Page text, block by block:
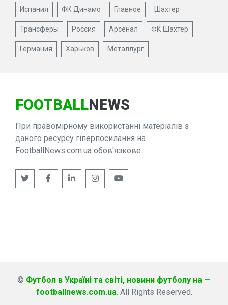
Испания ФК Динамо Главное Шахтер
Трансферы Россия Арсенал ФК Шахтер
Германия Харьков Металлург
FOOTBALLNEWS
При правомірному використанні матеріалів з
даного ресурсу гіперпосилання на
FootballNews.com.ua обов'язкове.
© Футбол в Україні та світі, новини футболу на —
footballnews.com.ua. All Rights Reserved.